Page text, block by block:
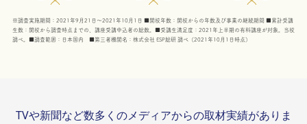
※調査実施期間：2021年9月21日～2021年10月1日 ■開校年数：開校からの年数及び事業の継続期間 ■累計受講
生数：開校から調査時点までの、講座受講申込者の総数。■受講生満足度：2021年上半期の有料講座が対象。当校
調べ。■調査範囲：日本国内 ■第三者機関名：株式会社 ESP総研 調べ（2021年10月1日時点）
TVや新聞など数多くのメディアからの取材実績がありま